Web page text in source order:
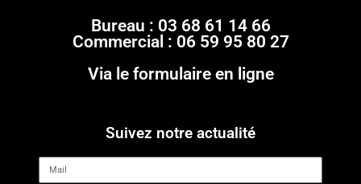
Bureau : 03 68 61 14 66
Commercial : 06 59 95 80 27
Via le formulaire en ligne
Suivez notre actualité